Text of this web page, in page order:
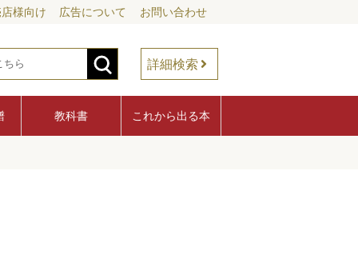
様向け 広告について お問い合わせ
詳細検索
教科書 これから出る本